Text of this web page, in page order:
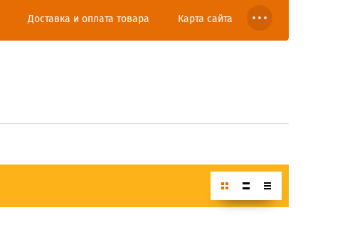
Доставка и оплата товара Карта сайта